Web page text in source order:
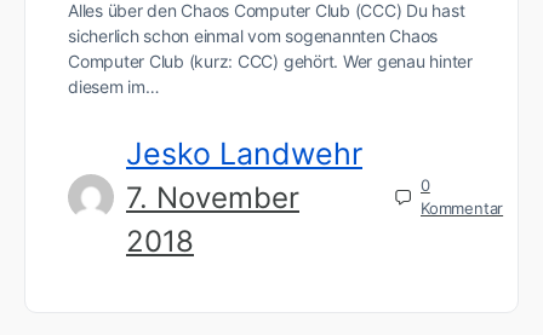
Alles über den Chaos Computer Club (CCC) Du hast
sicherlich schon einmal vom sogenannten Chaos
Computer Club (kurz: CCC) gehört. Wer genau hinter
diesem im…
Jesko Landwehr
7. November
2018
0
Kommentar